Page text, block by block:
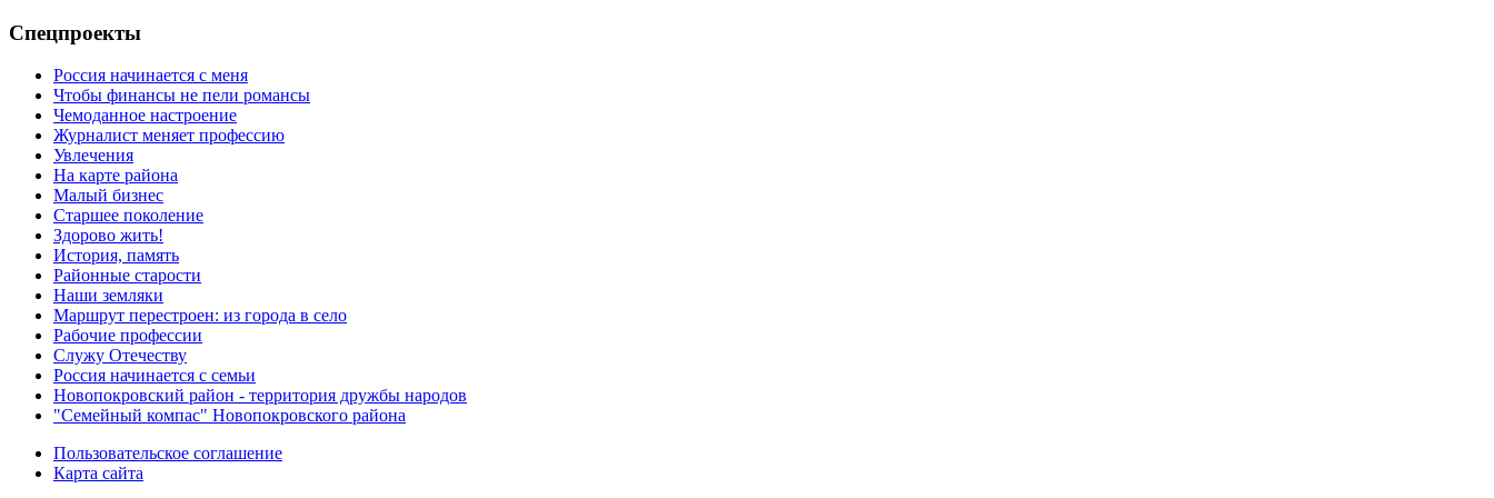
Спецпроекты
Россия начинается с меня
Чтобы финансы не пели романсы
Чемоданное настроение
Журналист меняет профессию
Увлечения
На карте района
Малый бизнес
Старшее поколение
Здорово жить!
История, память
Районные старости
Наши земляки
Маршрут перестроен: из города в село
Рабочие профессии
Служу Отечеству
Россия начинается с семьи
Новопокровский район - территория дружбы народов
"Семейный компас" Новопокровского района
Пользовательское соглашение
Карта сайта